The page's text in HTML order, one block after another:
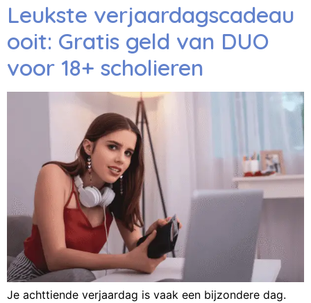
Leukste verjaardagscadeau
ooit: Gratis geld van DUO
voor 18+ scholieren
Je achttiende verjaardag is vaak een bijzondere dag.